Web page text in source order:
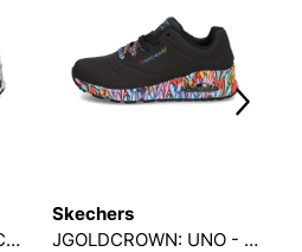
SKECHERS X JGOLDCROWN
Skechers
JGOLDCROWN: UNO - RAVAGED LOVE